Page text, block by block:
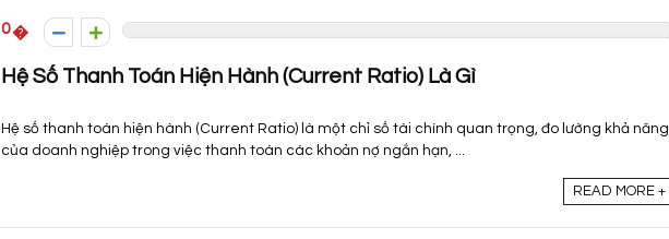
0
Hệ Số Thanh Toán Hiện Hành (Current Ratio) Là Gì
Hệ số thanh toán hiện hành (Current Ratio) là một chỉ số tài chính quan trọng, đo lường khả năng
của doanh nghiệp trong việc thanh toán các khoản nợ ngắn hạn, ...
READ MORE +